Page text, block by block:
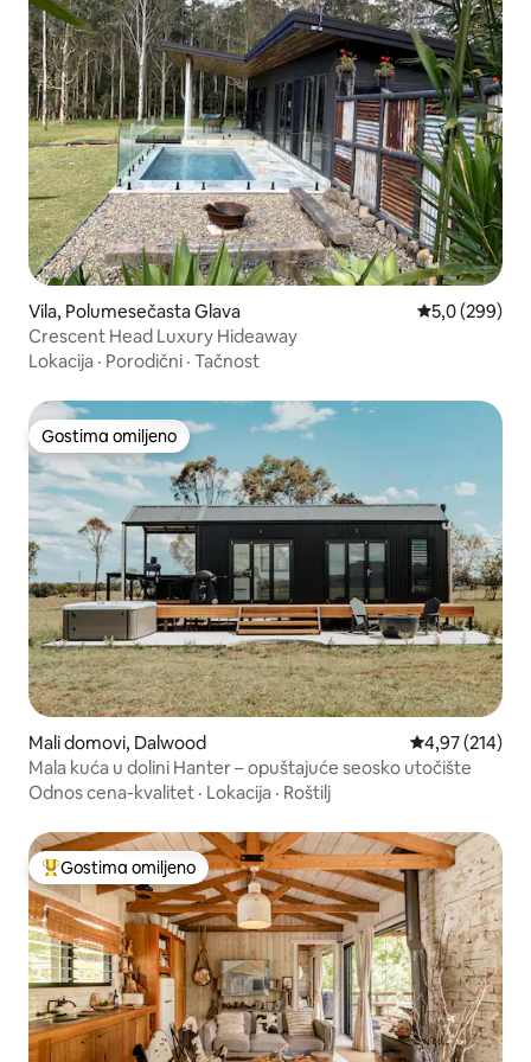
Vila, Polumesečasta Glava Prosečna
5,0 (299)
Crescent Head Luxury Hideaway
Lokacija · Porodični · Tačnost
Gostima omiljeno
Gostima omiljeno
Mali domovi, Dalwood Prosečna
4,97 (214)
Mala kuća u dolini Hanter – opuštajuće seosko utočište
Odnos cena-kvalitet · Lokacija · Roštilj
Najuspešniji među gostima omiljenim
Gostima omiljeno